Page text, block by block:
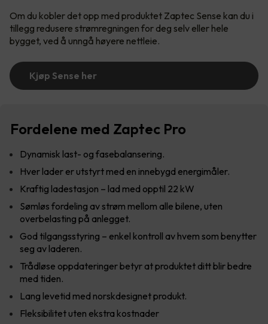
Om du kobler det opp med produktet Zaptec Sense kan du i
tillegg redusere strømregningen for deg selv eller hele
bygget, ved å unngå høyere nettleie.
Kjøp Sense her
Fordelene med Zaptec Pro
Dynamisk last- og fasebalansering.
Hver lader er utstyrt med en innebygd energimåler.
Kraftig ladestasjon – lad med opptil 22 kW
Sømløs fordeling av strøm mellom alle bilene, uten
overbelasting på anlegget.
God tilgangsstyring – enkel kontroll av hvem som benytter
seg av laderen.
Trådløse oppdateringer betyr at produktet ditt blir bedre
med tiden.
Lang levetid med norskdesignet produkt.
Fleksibilitet uten ekstra kostnader